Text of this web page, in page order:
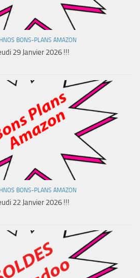
BONS-PLANS AMAZON
29 Janvier 2026 !!!
BONS-PLANS AMAZON
22 Janvier 2026 !!!